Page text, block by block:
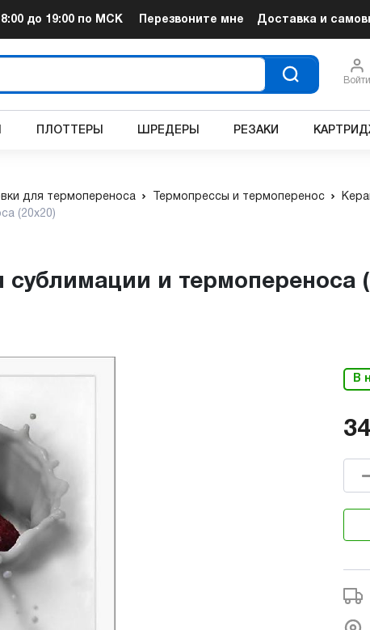
до 19:00 по МСК Перезвоните мне Доставка и
Войти
ПЛОТТЕРЫ ШРЕДЕРЫ РЕЗАКИ
для термопереноса Термопрессы и термоперенос
(20х20)
сублимации и термопереноса
В